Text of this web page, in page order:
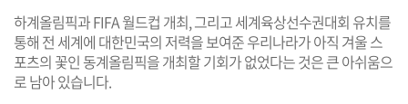
하계올림픽과 FIFA 월드컵 개최, 그리고 세계육상선수권대회 유치를
통해 전 세계에 대한민국의 저력을 보여준 우리나라가 아직 겨울 스
포츠의 꽃인 동계올림픽을 개최할 기회가 없었다는 것은 큰 아쉬움으
로 남아 있습니다.